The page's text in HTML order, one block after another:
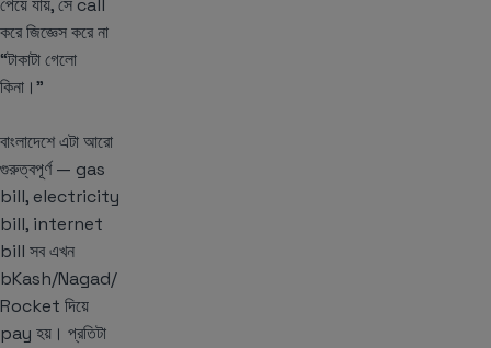
পেয়ে যায়, সে call
করে জিজ্ঞেস করে না
“টাকাটা গেলো
কিনা।”
বাংলাদেশে এটা আরো
গুরুত্বপূর্ণ — gas
bill, electricity
bill, internet
bill সব এখন
bKash/Nagad/
Rocket দিয়ে
pay হয়। প্রতিটা